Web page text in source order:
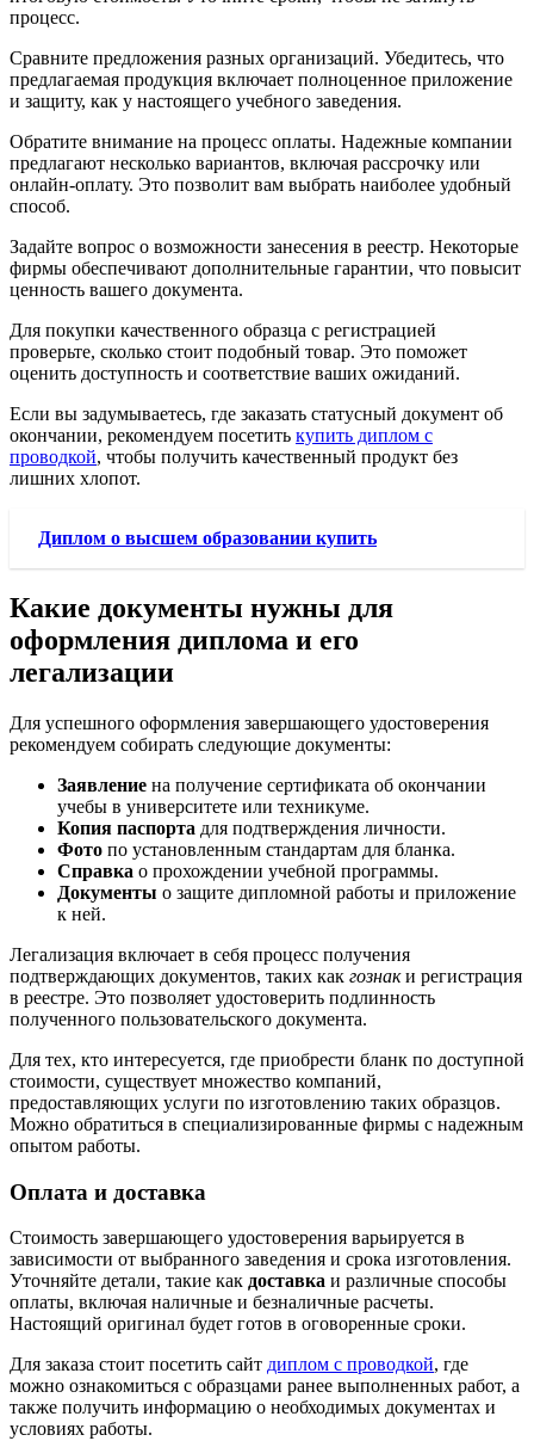
процесс.
Сравните предложения разных организаций. Убедитесь, что
предлагаемая продукция включает полноценное приложение
и защиту, как у настоящего учебного заведения.
Обратите внимание на процесс оплаты. Надежные компании
предлагают несколько вариантов, включая рассрочку или
онлайн-оплату. Это позволит вам выбрать наиболее удобный
способ.
Задайте вопрос о возможности занесения в реестр. Некоторые
фирмы обеспечивают дополнительные гарантии, что повысит
ценность вашего документа.
Для покупки качественного образца с регистрацией
проверьте, сколько стоит подобный товар. Это поможет
оценить доступность и соответствие ваших ожиданий.
Если вы задумываетесь, где заказать статусный документ об
окончании, рекомендуем посетить купить диплом с
проводкой, чтобы получить качественный продукт без
лишних хлопот.
Диплом о высшем образовании купить
Какие документы нужны для
оформления диплома и его
легализации
Для успешного оформления завершающего удостоверения
рекомендуем собирать следующие документы:
Заявление на получение сертификата об окончании
учебы в университете или техникуме.
Копия паспорта для подтверждения личности.
Фото по установленным стандартам для бланка.
Справка о прохождении учебной программы.
Документы о защите дипломной работы и приложение
к ней.
Легализация включает в себя процесс получения
подтверждающих документов, таких как гознаки регистрация
в реестре. Это позволяет удостоверить подлинность
полученного пользовательского документа.
Для тех, кто интересуется, где приобрести бланк по доступной
стоимости, существует множество компаний,
предоставляющих услуги по изготовлению таких образцов.
Можно обратиться в специализированные фирмы с надежным
опытом работы.
Оплата и доставка
Стоимость завершающего удостоверения варьируется в
зависимости от выбранного заведения и срока изготовления.
Уточняйте детали, такие как доставка и различные способы
оплаты, включая наличные и безналичные расчеты.
Настоящий оригинал будет готов в оговоренные сроки.
Для заказа стоит посетить сайт диплом с проводкой, где
можно ознакомиться с образцами ранее выполненных работ, а
также получить информацию о необходимых документах и
условиях работы.